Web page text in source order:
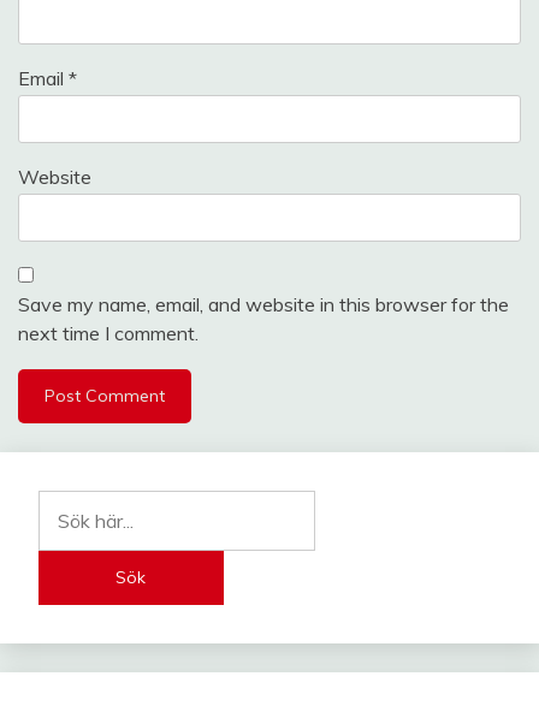
Email *
Website
Save my name, email, and website in this browser for the
next time I comment.
Sök